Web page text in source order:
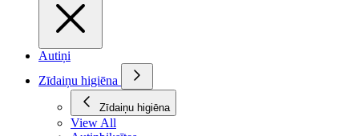
Autiņi
Zīdaiņu higiēna
Zīdaiņu higiēna
View All